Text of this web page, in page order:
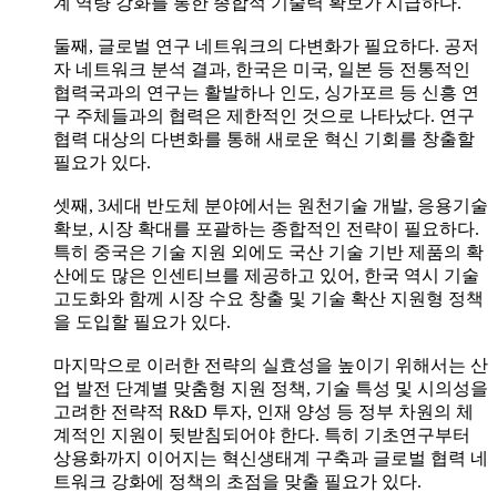
둘째, 글로벌 연구 네트워크의 다변화가 필요하다. 공저
자 네트워크 분석 결과, 한국은 미국, 일본 등 전통적인
협력국과의 연구는 활발하나 인도, 싱가포르 등 신흥 연
구 주체들과의 협력은 제한적인 것으로 나타났다. 연구
협력 대상의 다변화를 통해 새로운 혁신 기회를 창출할
필요가 있다.
셋째, 3세대 반도체 분야에서는 원천기술 개발, 응용기술
확보, 시장 확대를 포괄하는 종합적인 전략이 필요하다.
특히 중국은 기술 지원 외에도 국산 기술 기반 제품의 확
산에도 많은 인센티브를 제공하고 있어, 한국 역시 기술
고도화와 함께 시장 수요 창출 및 기술 확산 지원형 정책
을 도입할 필요가 있다.
마지막으로 이러한 전략의 실효성을 높이기 위해서는 산
업 발전 단계별 맞춤형 지원 정책, 기술 특성 및 시의성을
고려한 전략적 R&D 투자, 인재 양성 등 정부 차원의 체
계적인 지원이 뒷받침되어야 한다. 특히 기초연구부터
상용화까지 이어지는 혁신생태계 구축과 글로벌 협력 네
트워크 강화에 정책의 초점을 맞출 필요가 있다.